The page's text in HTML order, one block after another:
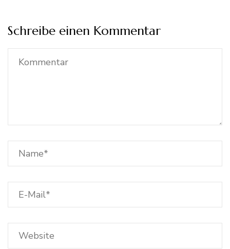
Schreibe einen Kommentar